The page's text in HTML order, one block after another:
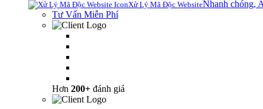
Xử Lý Mã Độc WebsiteNhanh chóng,
Tư Vấn Miễn Phí
Hơn 200+ đánh giá